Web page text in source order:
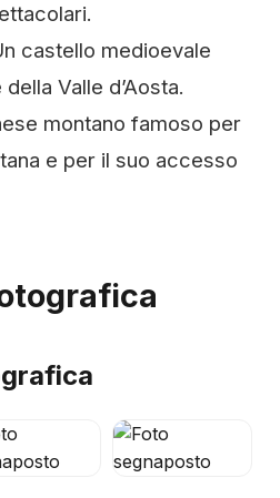
castello medioevale
Valle d’Aosta.
montano famoso per
e per il suo accesso